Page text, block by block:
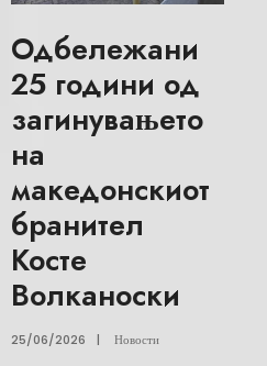
Одбележани
25 години од
загинувањето
на
македонскиот
бранител
Косте
Волканоски
25/06/2026 | Новости